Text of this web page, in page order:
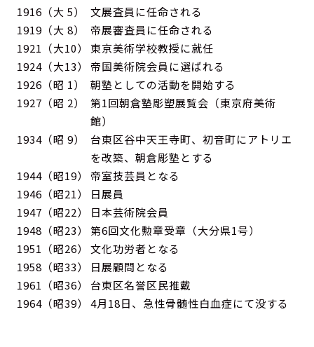
News
About/Access
Archive
日本語
English
한국어
中文
ไทย
1916（大 5）
文展査員に任命される
1919（大 8）
帝展審査員に任命される
1921（大10）
東京美術学校教授に就任
1924（大13）
帝国美術院会員に選ばれる
1926（昭 1）
朝塾としての活動を開始する
1927（昭 2）
第1回朝倉塾彫塑展覧会（東京府美術
館）
1934（昭 9）
台東区谷中天王寺町、初音町にアトリエ
を改築、朝倉彫塾とする
1944（昭19）
帝室技芸員となる
1946（昭21）
日展員
1947（昭22）
日本芸術院会員
1948（昭23）
第6回文化勲章受章（大分県1号）
1951（昭26）
文化功労者となる
1958（昭33）
日展顧問となる
1961（昭36）
台東区名誉区民推戴
1964（昭39）
4月18日、急性骨髄性白血症にて没する